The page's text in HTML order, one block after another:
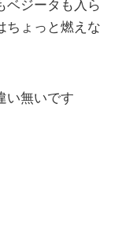
ベジータも入ら
ちょっと燃えな
い無いです